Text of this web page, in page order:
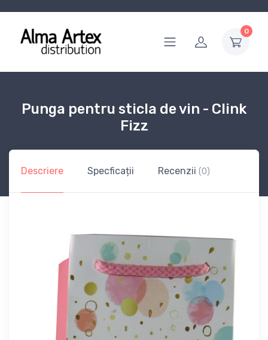
0
Punga pentru sticla de vin - Clink
Fizz
Descriere Specficații Recenzii (0)